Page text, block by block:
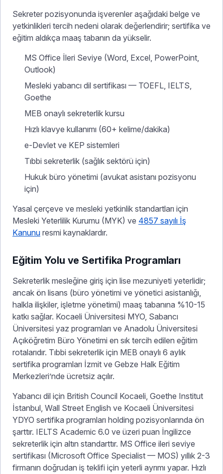
Sekreter pozisyonunda işverenler aşağıdaki belge ve
yetkinlikleri tercih nedeni olarak değerlendirir; sertifika ve
eğitim aldıkça maaş tabanın da yükselir.
MS Office İleri Seviye (Word, Excel, PowerPoint,
Outlook)
Mesleki yabancı dil sertifikası — TOEFL, IELTS,
Goethe
MEB onaylı sekreterlik kursu
Hızlı klavye kullanımı (60+ kelime/dakika)
e-Devlet ve KEP sistemleri
Tıbbi sekreterlik (sağlık sektörü için)
Hukuk büro yönetimi (avukat asistanı pozisyonu
için)
Yasal çerçeve ve mesleki yetkinlik standartları için
Mesleki Yeterlilik Kurumu (MYK) ve 4857 sayılı İş
Kanunu resmi kaynaklardır.
Eğitim Yolu ve Sertifika Programları
Sekreterlik mesleğine giriş için lise mezuniyeti yeterlidir;
ancak ön lisans (büro yönetimi ve yönetici asistanlığı,
halkla ilişkiler, işletme yönetimi) maaş tabanına %10-15
katkı sağlar. Kocaeli Üniversitesi MYO, Sabancı
Üniversitesi yaz programları ve Anadolu Üniversitesi
Açıköğretim Büro Yönetimi en sık tercih edilen eğitim
rotalarıdır. Tıbbi sekreterlik için MEB onaylı 6 aylık
sertifika programları İzmit ve Gebze Halk Eğitim
Merkezleri’nde ücretsiz açılır.
Yabancı dil için British Council Kocaeli, Goethe Institut
İstanbul, Wall Street English ve Kocaeli Üniversitesi
YDYO sertifika programları holding pozisyonlarında ön
şarttır. IELTS Academic 6.0 ve üzeri puan İngilizce
sekreterlik için altın standarttır. MS Office ileri seviye
sertifikası (Microsoft Office Specialist — MOS) yıllık 2-3
firmanın doğrudan iş teklifi için yeterli ayrımı yapar. Hızlı